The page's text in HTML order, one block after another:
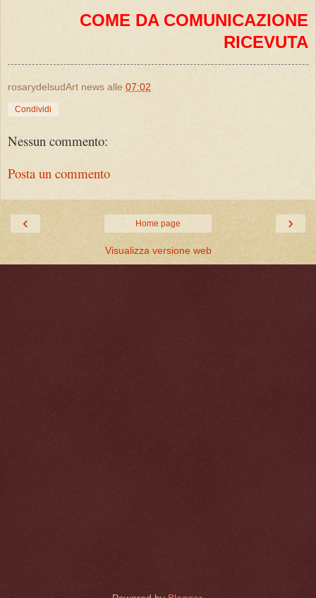
COME DA COMUNICAZIONE
RICEVUTA
rosarydelsudArt news alle 07:02
Condividi
Nessun commento:
Posta un commento
‹ ›
Home page
Visualizza versione web